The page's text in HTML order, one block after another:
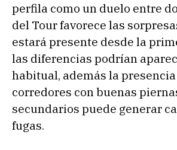
perfila como un duelo entre
del Tour favorece las
estará presente desde la
las diferencias podrían
habitual, además la
corredores con buenas
secundarios puede generar
fugas.